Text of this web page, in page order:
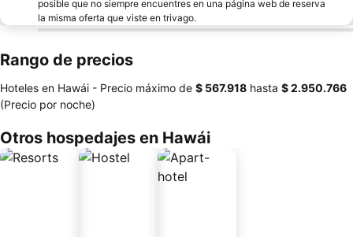
posible que no siempre encuentres en una página web de reserva
la misma oferta que viste en trivago.
Rango de precios
Hoteles en Hawái - Precio máximo de ‎$ 567.918 hasta ‎$ 2.950.766
(Precio por noche)
Otros hospedajes en Hawái